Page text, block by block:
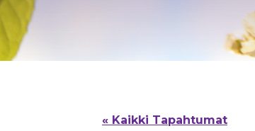
« Kaikki Tapahtumat